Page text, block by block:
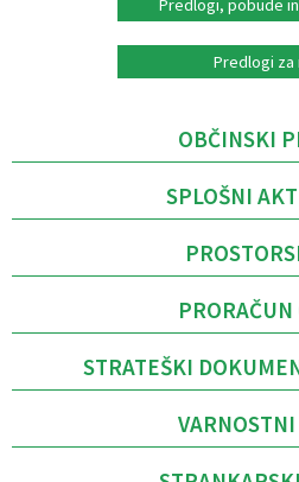
Predlogi, pobude
Predlogi za
OBČINSKI
SPLOŠNI
STRATEŠKI
VARNOSTNI